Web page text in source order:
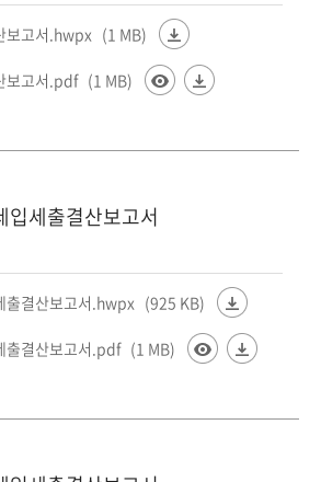
보고서.hwpx (1 MB)
보고서.pdf (1 MB)
세출결산보고서
출결산보고서.hwpx (925 KB)
출결산보고서.pdf (1 MB)